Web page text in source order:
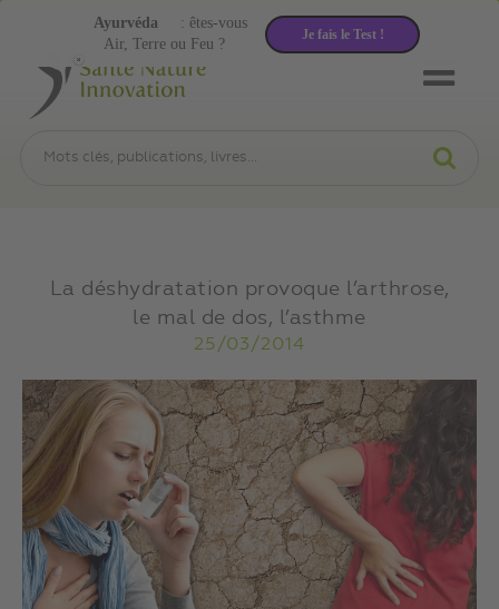
La déshydratation provoque l’arthrose,
le mal de dos, l’asthme
25/03/2014
Air, Terre ou Feu ?
Ayurvéda : êtes-vous
Je fais le Test !